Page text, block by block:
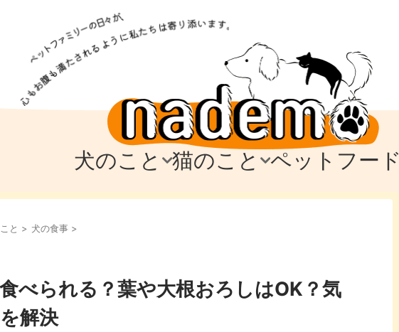
犬のこと
と犬のアイテム
猫のこと
と猫のアイテム
ペットフード
ード
と > 犬の食事 >
べられる？葉や大根おろしはOK？気
解決